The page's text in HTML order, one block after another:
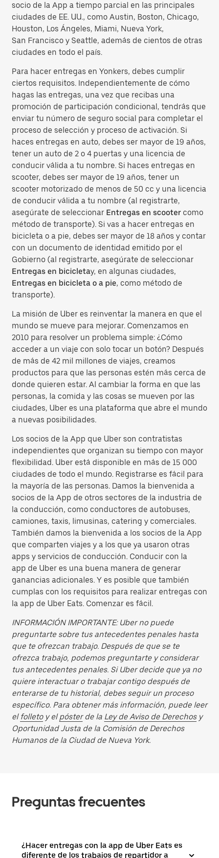
socio de la App a tiempo parcial en las principales
ciudades de EE. UU., como Austin, Boston, Chicago,
Houston, Los Ángeles, Miami, Nueva York,
San Francisco y Seattle, además de cientos de otras
ciudades en todo el país.
Para hacer entregas en Yonkers, debes cumplir
ciertos requisitos. Independientemente de cómo
hagas las entregas, una vez que recibas una
promoción de participación condicional, tendrás que
enviar tu número de seguro social para completar el
proceso de selección y proceso de activación. Si
haces entregas en auto, debes ser mayor de 19 años,
tener un auto de 2 o 4 puertas y una licencia de
conducir válida a tu nombre. Si haces entregas en
scooter, debes ser mayor de 19 años, tener un
scooter motorizado de menos de 50 cc y una licencia
de conducir válida a tu nombre (al registrarte,
asegúrate de seleccionar Entregas en scooter como
método de transporte). Si vas a hacer entregas en
bicicleta o a pie, debes ser mayor de 18 años y contar
con un documento de identidad emitido por el
Gobierno (al registrarte, asegúrate de seleccionar
Entregas en bicicletay, en algunas ciudades,
Entregas en bicicleta o a pie, como método de
transporte).
La misión de Uber es reinventar la manera en que el
mundo se mueve para mejorar. Comenzamos en
2010 para resolver un problema simple: ¿Cómo
acceder a un viaje con solo tocar un botón? Después
de más de 42 mil millones de viajes, creamos
productos para que las personas estén más cerca de
donde quieren estar. Al cambiar la forma en que las
personas, la comida y las cosas se mueven por las
ciudades, Uber es una plataforma que abre el mundo
a nuevas posibilidades.
Los socios de la App que Uber son contratistas
independientes que organizan su tiempo con mayor
flexibilidad. Uber está disponible en más de 15 000
ciudades de todo el mundo. Registrarse es fácil para
la mayoría de las personas. Damos la bienvenida a
socios de la App de otros sectores de la industria de
la conducción, como conductores de autobuses,
camiones, taxis, limusinas, catering y comerciales.
También damos la bienvenida a los socios de la App
que comparten viajes y a los que ya usaron otras
apps y servicios de conducción. Conducir con la
app de Uber es una buena manera de generar
ganancias adicionales. Y es posible que también
cumplas con los requisitos para realizar entregas con
la app de Uber Eats. Comenzar es fácil.
INFORMACIÓN IMPORTANTE: Uber no puede
preguntarte sobre tus antecedentes penales hasta
que te ofrezcan trabajo. Después de que se te
ofrezca trabajo, podemos preguntarte y considerar
tus antecedentes penales. Si Uber decide que ya no
quiere interactuar o trabajar contigo después de
enterarse de tu historial, debes seguir un proceso
específico. Para obtener más información, puede leer
el folletoy elpósterde la Ley de Aviso de Derechosy
Oportunidad Justa de la Comisión de Derechos
Humanos de la Ciudad de Nueva York.
Preguntas frecuentes
¿Hacer entregas con la app de Uber Eats es
diferente de los trabajos de repartidor a